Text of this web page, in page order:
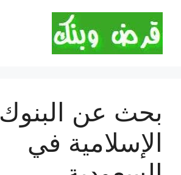
المحتوى
بحث عن البنوك
الإسلامية في